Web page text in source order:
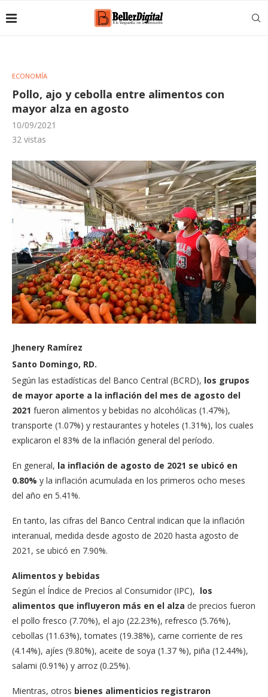
ECONOMÍA
Pollo, ajo y cebolla entre alimentos con
mayor alza en agosto
10/09/2021
32 vistas
Jhenery Ramírez
Santo Domingo, RD.
Según las estadísticas del Banco Central (BCRD), los grupos
de mayor aporte a la inflación del mes de agosto del
2021 fueron alimentos y bebidas no alcohólicas (1.47%),
transporte (1.07%) y restaurantes y hoteles (1.31%), los cuales
explicaron el 83% de la inflación general del período.
En general, la inflación de agosto de 2021 se ubicó en
0.80% y la inflación acumulada en los primeros ocho meses
del año en 5.41%.
En tanto, las cifras del Banco Central indican que la inflación
interanual, medida desde agosto de 2020 hasta agosto de
2021, se ubicó en 7.90%.
Alimentos y bebidas
Según el Índice de Precios al Consumidor (IPC), los
alimentos que influyeron más en el alza de precios fueron
el pollo fresco (7.70%), el ajo (22.23%), refresco (5.76%),
cebollas (11.63%), tomates (19.38%), carne corriente de res
(4.14%), ajíes (9.80%), aceite de soya (1.37 %), piña (12.44%),
salami (0.91%) y arroz (0.25%).
Mientras, otros bienes alimenticios registraron